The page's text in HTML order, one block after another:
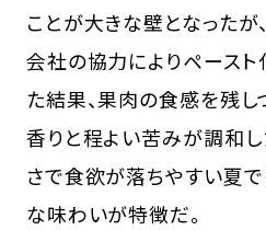
ことが大きな壁となった
会社の協力によりペース
た結果、果肉の食感を残し
香りと程よい苦みが調和
さで食欲が落ちやすい夏
な味わいが特徴だ。